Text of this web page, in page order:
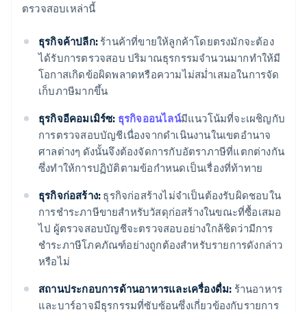
ตรวจสอบเหล่านี้
ธุรกิจค้าปลีก: ร้านค้าที่ขายให้ลูกค้าโดยตรงมักจะต้อง
ได้รับการตรวจสอบ ปริมาณธุรกรรมจำนวนมากทำให้มี
โอกาสเกิดข้อผิดพลาดหรือความไม่สม่ำเสมอในการจัด
เก็บภาษีมากขึ้น
ธุรกิจอีคอมเมิร์ซ: ธุรกิจออนไลน์มีแนวโน้มที่จะเผชิญกับ
การตรวจสอบบัญชีเนื่องจากดําเนินงานในเขตอํานาจ
ศาลต่างๆ ดังนั้นจึงต้องจัดการกับอัตราภาษีที่แตกต่างกัน
ซึ่งทําให้การปฏิบัติตามข้อกําหนดเป็นเรื่องที่ท้าทาย
ธุรกิจก่อสร้าง: ธุรกิจก่อสร้างไม่จำเป็นต้องรับผิดชอบใน
การชำระภาษีขายสำหรับวัสดุก่อสร้างในขณะที่ซื้อเสมอ
ไป ผู้ตรวจสอบบัญชีจะตรวจสอบอย่างใกล้ชิดว่ามีการ
ชำระภาษีโภคภัณฑ์อย่างถูกต้องสำหรับรายการดังกล่าว
หรือไม่
สถานประกอบการด้านอาหารและเครื่องดื่ม: ร้านอาหาร
และบาร์อาจมีธุรกรรมที่ซับซ้อนซึ่งเกี่ยวข้องกับรายการ